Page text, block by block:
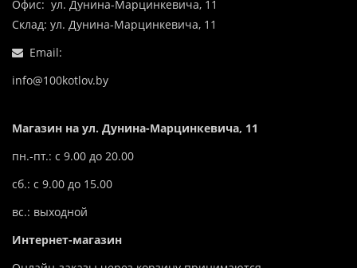
Офис: ул. Дунина-Марцинкевича, 11
Склад: ул. Дунина-Марцинкевича, 11
Email:
info@100kotlov.by
Магазин на ул. Дунина-Марцинкевича, 11
пн.-пт.: с 9.00 до 20.00
сб.: с 9.00 до 15.00
вс.: выходной
Интернет-магазин